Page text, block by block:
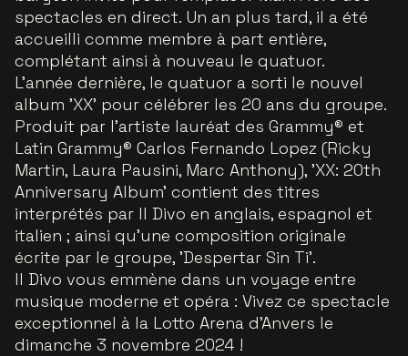
spectacles en direct. Un an plus tard, il a été
accueilli comme membre à part entière,
complétant ainsi à nouveau le quatuor.
L'année dernière, le quatuor a sorti le nouvel
album 'XX' pour célébrer les 20 ans du groupe.
Produit par l'artiste lauréat des Grammy® et
Latin Grammy® Carlos Fernando Lopez (Ricky
Martin, Laura Pausini, Marc Anthony), 'XX: 20th
Anniversary Album' contient des titres
interprétés par Il Divo en anglais, espagnol et
italien ; ainsi qu'une composition originale
écrite par le groupe, 'Despertar Sin Ti'.
Il Divo vous emmène dans un voyage entre
musique moderne et opéra : Vivez ce spectacle
exceptionnel à la Lotto Arena d'Anvers le
dimanche 3 novembre 2024 !